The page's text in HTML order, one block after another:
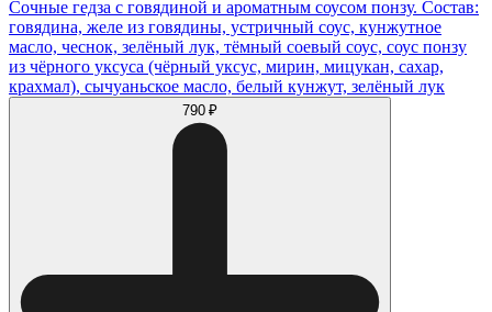
Сочные гедза с говядиной и ароматным соусом понзу. Состав:
говядина, желе из говядины, устричный соус, кунжутное
масло, чеснок, зелёный лук, тёмный соевый соус, соус понзу
из чёрного уксуса (чёрный уксус, мирин, мицукан, сахар,
крахмал), сычуаньское масло, белый кунжут, зелёный лук
790 ₽